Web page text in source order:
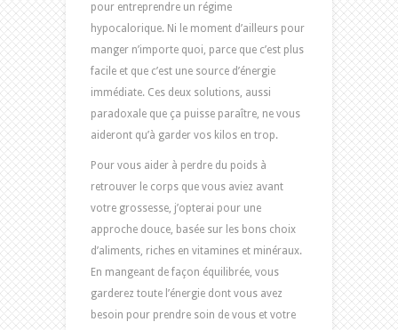
pour entreprendre un régime
hypocalorique. Ni le moment d’ailleurs pour
manger n’importe quoi, parce que c’est plus
facile et que c’est une source d’énergie
immédiate. Ces deux solutions, aussi
paradoxale que ça puisse paraître, ne vous
aideront qu’à garder vos kilos en trop.
Pour vous aider à perdre du poids à
retrouver le corps que vous aviez avant
votre grossesse, j’opterai pour une
approche douce, basée sur les bons choix
d’aliments, riches en vitamines et minéraux.
En mangeant de façon équilibrée, vous
garderez toute l’énergie dont vous avez
besoin pour prendre soin de vous et votre